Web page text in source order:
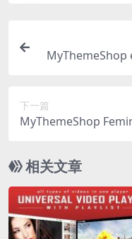
MyThemeShop
下一篇
MyThemeShop
相关文章